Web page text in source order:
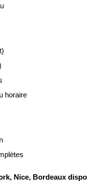
horaire
Nice, Bordeaux